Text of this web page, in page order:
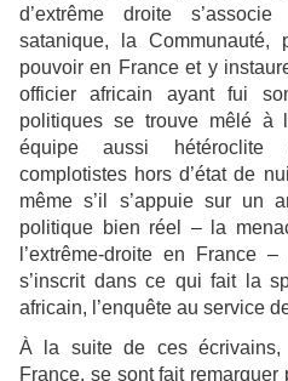
d’extrême droite
satanique, la
pouvoir en France et y
officier africain ayant fui
politiques se trouve mêlé à
équipe aussi hétéroclite
complotistes hors d’état de
même s’il s’appuie sur un
politique bien réel – la
l’extrême-droite en France –
s’inscrit dans ce qui fait la
africain, l’enquête au service
À la suite de ces écrivains,
France, se sont fait remarquer